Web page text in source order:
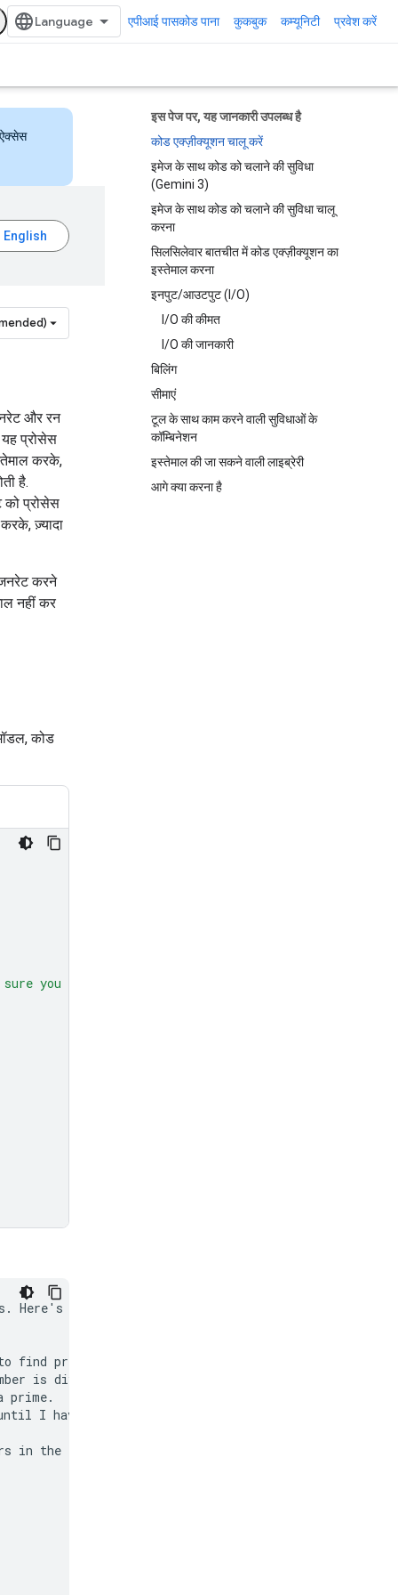
एपीआई पासकोड पाना कुकबुक कम्यूनिटी प्रवेश करें
इस पेज पर, यह जानकारी उपलब्ध है
कोड एक्ज़ीक्यूशन चालू करें
इमेज के साथ कोड को चलाने की सुविधा
(Gemini 3)
इमेज के साथ कोड को चलाने की सुविधा चालू
करना
सिलसिलेवार बातचीत में कोड एक्ज़ीक्यूशन का
इस्तेमाल करना
इनपुट/आउटपुट (I/O)
I/O की कीमत
I/O की जानकारी
बिलिंग
सीमाएं
टूल के साथ काम करने वाली सुविधाओं के
कॉम्बिनेशन
इस्तेमाल की जा सकने वाली लाइब्रेरी
आगे क्या करना है
ऐक्सेस
और रन
प्रोसेस
करके,
है.
को प्रोसेस
ज़्यादा
करने
नहीं कर
कोड
sure you get all 50."
Here's how I'll
find prime
is divisible
prime.
I have 50 of
in the list.